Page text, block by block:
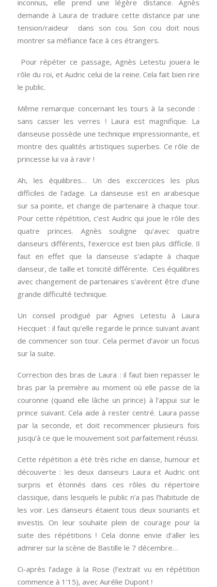
inconnus, elle prend une légère distance. Agnès
demande à Laura de traduire cette distance par une
tension/raideur dans son cou. Son cou doit nous
montrer sa méfiance face à ces étrangers.
Pour répéter ce passage, Agnès Letestu jouera le
rôle du roi, et Audric celui de la reine. Cela fait bien rire
le public.
Même remarque concernant les tours à la seconde :
sans casser les verres ! Laura est magnifique. La
danseuse possède une technique impressionnante, et
montre des qualités artistiques superbes. Ce rôle de
princesse lui va à ravir !
Ah, les équilibres… Un des exccercices les plus
difficiles de l’adage. La danseuse est en arabesque
sur sa pointe, et change de partenaire à chaque tour.
Pour cette répétition, c’est Audric qui joue le rôle des
quatre princes. Agnès souligne qu’avec quatre
danseurs différents, l’exercice est bien plus difficile. Il
faut en effet que la danseuse s’adapte à chaque
danseur, de taille et tonicité différente. Ces équilibres
avec changement de partenaires s’avèrent être d’une
grande difficulté technique.
Un conseil prodigué par Agnes Letestu à Laura
Hecquet : il faut qu’elle regarde le prince suivant avant
de commencer son tour. Cela permet d’avoir un focus
sur la suite.
Correction des bras de Laura : il faut bien repasser le
bras par la première au moment où elle passe de la
couronne (quand elle lâche un prince) à l’appui sur le
prince suivant. Cela aide à rester centré. Laura passe
par la seconde, et doit recommencer plusieurs fois
jusqu’à ce que le mouvement soit parfaitement réussi.
Cette répétition a été très riche en danse, humour et
découverte : les deux danseurs Laura et Audric ont
surpris et étonnés dans ces rôles du répertoire
classique, dans lesquels le public n’a pas l’habitude de
les voir. Les danseurs étaient tous deux souriants et
investis. On leur souhaite plein de courage pour la
suite des répétitions ! Cela donne envie d’aller les
admirer sur la scène de Bastille le 7 décembre…
Ci-après l’adage à la Rose (l’extrait vu en répétition
commence à 1’15), avec Aurélie Dupont !